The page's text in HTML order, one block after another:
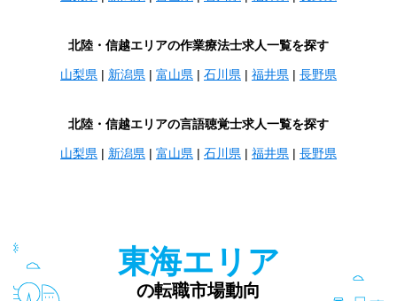
北陸・信越エリアの作業療法士求人一覧を探す
山梨県 | 新潟県 | 富山県 | 石川県 | 福井県 | 長野県
北陸・信越エリアの言語聴覚士求人一覧を探す
山梨県 | 新潟県 | 富山県 | 石川県 | 福井県 | 長野県
東海エリア
の転職市場動向